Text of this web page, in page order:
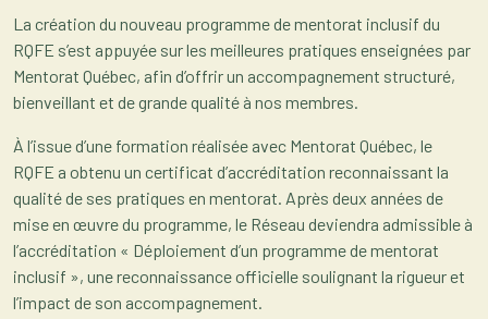
La création du nouveau programme de mentorat inclusif du
RQFE s’est appuyée sur les meilleures pratiques enseignées par
Mentorat Québec, afin d’offrir un accompagnement structuré,
bienveillant et de grande qualité à nos membres.
À l’issue d’une formation réalisée avec Mentorat Québec, le
RQFE a obtenu un certificat d’accréditation reconnaissant la
qualité de ses pratiques en mentorat. Après deux années de
mise en œuvre du programme, le Réseau deviendra admissible à
l’accréditation « Déploiement d’un programme de mentorat
inclusif », une reconnaissance officielle soulignant la rigueur et
l’impact de son accompagnement.